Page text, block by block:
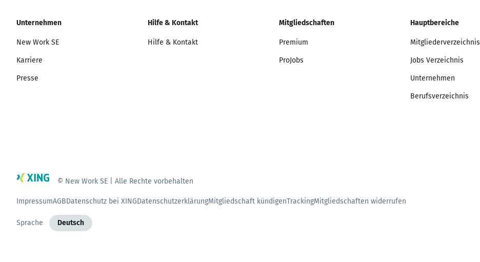
Unternehmen
New Work SE
Karriere
Presse
Hilfe & Kontakt
Hilfe & Kontakt
Mitgliedschaften
Premium
ProJobs
Hauptbereiche
Mitgliederverzeichnis
Jobs Verzeichnis
Unternehmen
Berufsverzeichnis
© New Work SE | Alle Rechte vorbehalten
ImpressumAGBDatenschutz bei XINGDatenschutzerklärungMitgliedschaft kündigenTrackingMitgliedschaften widerrufen
Sprache Deutsch